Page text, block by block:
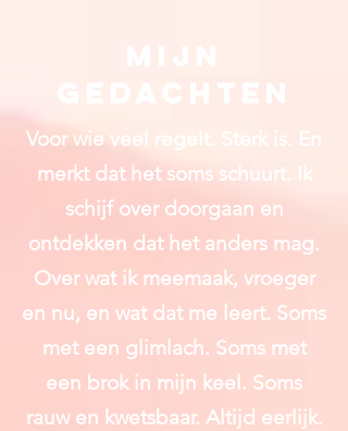
gedachten
Voor wie veel regelt. Sterk is. En
merkt dat het soms schuurt. Ik
schijf over doorgaan en
ontdekken dat het anders mag.
Over wat ik meemaak, vroeger
en nu, en wat dat me leert. Soms
met een glimlach. Soms met
een brok in mijn keel. Soms
rauw en kwetsbaar. Altijd eerlijk.